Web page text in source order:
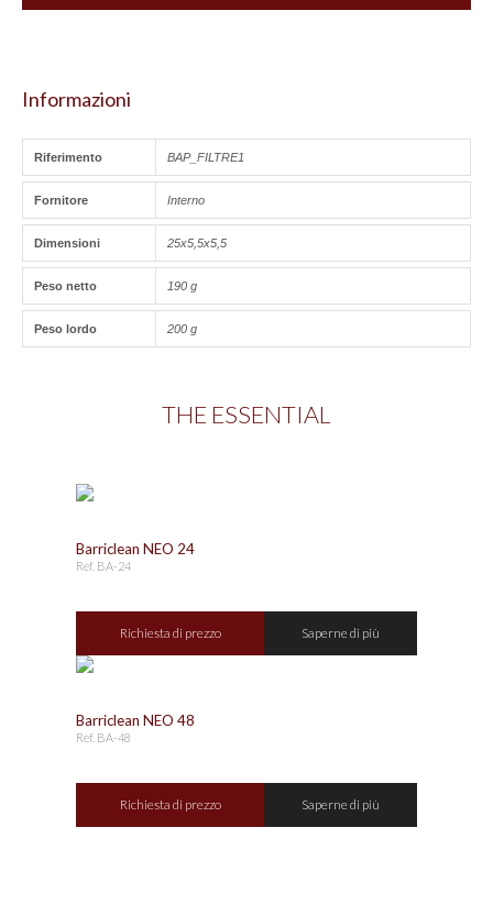
Informazioni
Riferimento BAP_FILTRE1
Fornitore Interno
Dimensioni 25x5,5x5,5
Peso netto 190 g
Peso lordo 200 g
THE ESSENTIAL
Barriclean NEO 24
Ref. BA-24
Richiesta di prezzo Saperne di più
Barriclean NEO 48
Ref. BA-48
Richiesta di prezzo Saperne di più